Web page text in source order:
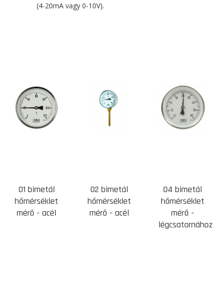
(4-20mA vagy 0-10V).
01 bimetál
hőmérséklet
mérő - acél
02 bimetál
hőmérséklet
mérő - acél
04 bimetál
hőmérséklet
mérő -
légcsatornához